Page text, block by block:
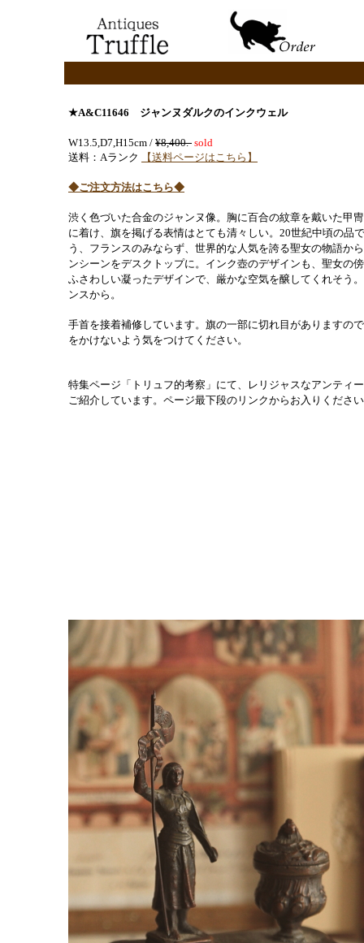
★A&C11646 ジャンヌダルクのインクウェル
W13.5,D7,H15cm / ¥8,400.- sold
送料：Aランク
【送料ページはこちら】
◆ご注文方法はこちら◆
渋く色づいた合金のジャンヌ像。胸に百合の紋章を戴いた甲
に着け、旗を掲げる表情はとても清々しい。20世紀中頃の品
う、フランスのみならず、世界的な人気を誇る聖女の物語か
ンシーンをデスクトップに。インク壺のデザインも、聖女の
ふさわしい凝ったデザインで、厳かな空気を醸してくれそう
ンスから。
手首を接着補修しています。旗の一部に切れ目がありますの
をかけないよう気をつけてください。
特集ページ「トリュフ的考察」にて、レリジャスなアンティ
ご紹介しています。 ページ最下段のリンクからお入りくださ